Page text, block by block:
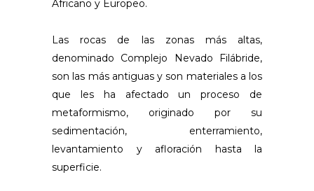
Africano y Europeo.
Las rocas de las zonas más altas,
denominado Complejo Nevado Filábride,
son las más antiguas y son materiales a los
que les ha afectado un proceso de
metaformismo, originado por su
sedimentación, enterramiento,
levantamiento y afloración hasta la
superficie.